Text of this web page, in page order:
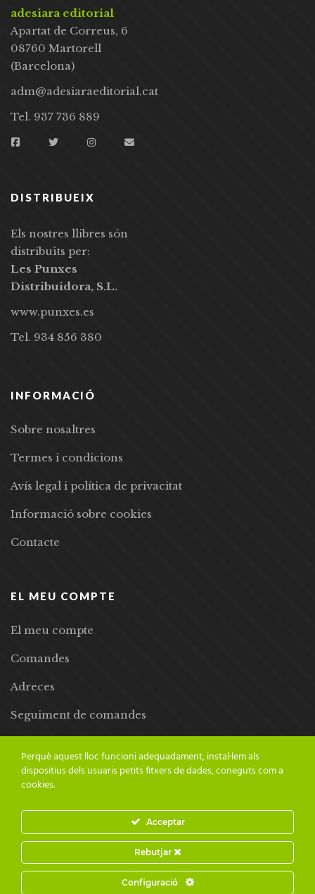
adesiara editorial
Apartat de Correus, 6
08760 Martorell
(Barcelona)
adm@adesiaraeditorial.cat
Tel. 937 736 889
DISTRIBUEIX
Els nostres llibres són
distribuïts per:
Les Punxes
Distribuidora, S.L.
www.punxes.es
Tel. 934 856 380
INFORMACIÓ
Sobre nosaltres
Termes i condicions
Avís legal i política de privacitat
Informació sobre cookies
Contacte
EL MEU COMPTE
El meu compte
Comandes
Adreces
Seguiment de comandes
© 2024 Adesiara Editorial | Tots els drets reservats | Preus amb
IVA inclòs |Grademorphic
Perquè aquest lloc funcioni adequadament, instal·lem als
dispositius dels usuaris petits fitxers de dades, coneguts com a
cookies.
Acceptar
Rebutjar
Configuració